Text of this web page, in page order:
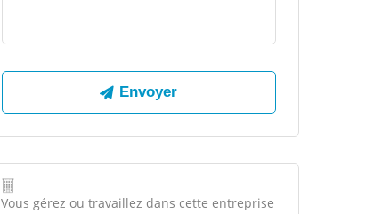
Vous gérez ou travaillez dans cette entreprise